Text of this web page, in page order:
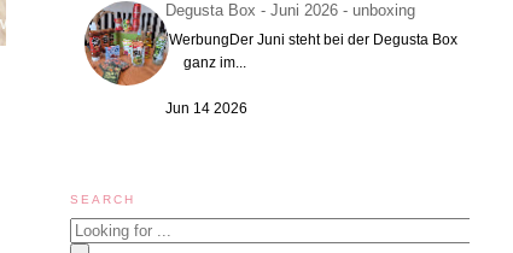
Degusta Box - Juni 2026 - unboxing
WerbungDer Juni steht bei der Degusta Box
ganz im...
Jun 14 2026
SEARCH